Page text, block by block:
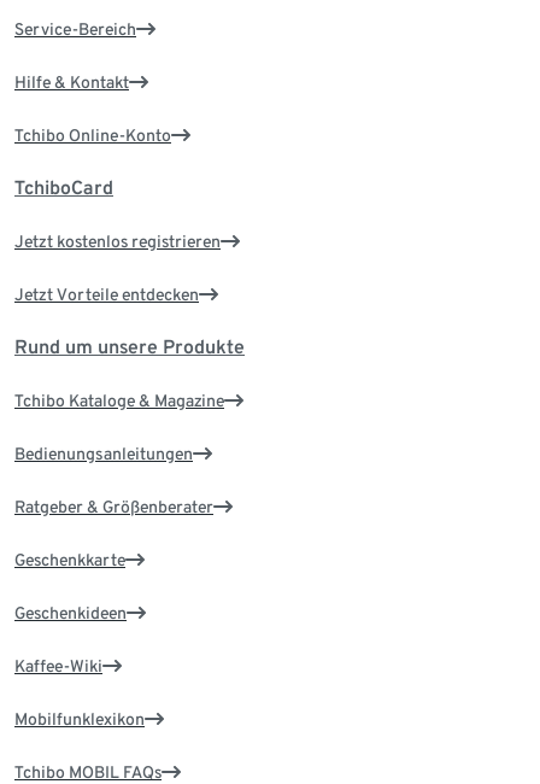
Service-Bereich
Hilfe & Kontakt
Tchibo Online-Konto
TchiboCard
Jetzt kostenlos registrieren
Jetzt Vorteile entdecken
Rund um unsere Produkte
Tchibo Kataloge & Magazine
Bedienungsanleitungen
Ratgeber & Größenberater
Geschenkkarte
Geschenkideen
Kaffee-Wiki
Mobilfunklexikon
Tchibo MOBIL FAQs